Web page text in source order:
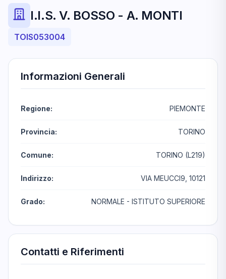
I.I.S. V. BOSSO - A. MONTI
TOIS053004
Informazioni Generali
Regione: PIEMONTE
Provincia: TORINO
Comune: TORINO (L219)
Indirizzo: VIA MEUCCI9, 10121
Grado: NORMALE - ISTITUTO SUPERIORE
Contatti e Riferimenti